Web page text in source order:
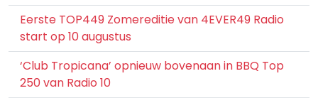
Eerste TOP449 Zomereditie van 4EVER49 Radio
start op 10 augustus
‘Club Tropicana’ opnieuw bovenaan in BBQ Top
250 van Radio 10